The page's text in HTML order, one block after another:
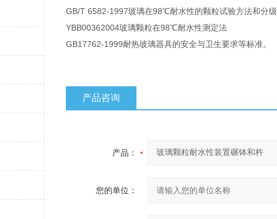
GB/T 6582-1997玻璃在98℃耐水性的颗粒试验方法和分级
YBB00362004玻璃颗粒在98℃耐水性测定法
GB17762-1999耐热玻璃器具的安全与卫生要求等标准。
产品咨询
产品：
您的单位：